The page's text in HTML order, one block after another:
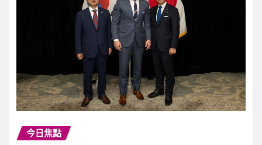
今日焦點